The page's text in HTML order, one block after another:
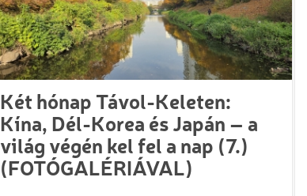
Két hónap Távol-Keleten:
Kína, Dél-Korea és Japán – a
világ végén kel fel a nap (7.)
(FOTÓGALÉRIÁVAL)